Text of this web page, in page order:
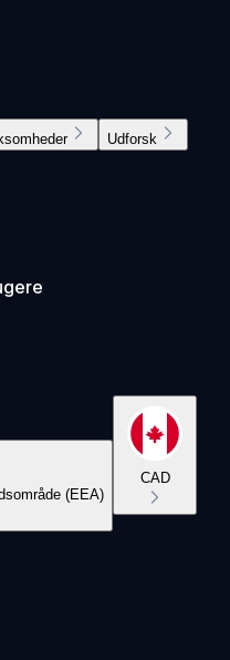
Udforsk
(EEA)
CAD